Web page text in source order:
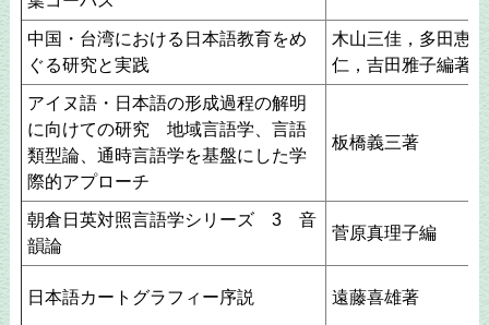
中国・台湾における日本語教育をめ
ぐる研究と実践
木山三佳，多田恵
仁，吉田雅子編著
アイヌ語・日本語の形成過程の解明
に向けての研究 地域言語学、言語
類型論、通時言語学を基盤にした学
際的アプローチ
板橋義三著
朝倉日英対照言語学シリーズ 3 音
韻論
菅原真理子編
日本語カートグラフィー序説 遠藤喜雄著